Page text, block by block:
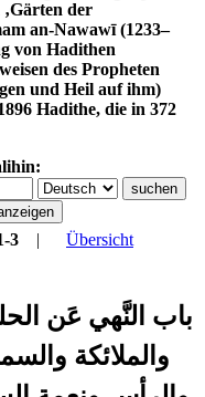
der
an-Nawawī (1233–
von Hadithen
des Propheten
und Heil auf ihm)
Hadithe, die in 372
3 | Übersicht
باب النَّهي عَن
والملائكة